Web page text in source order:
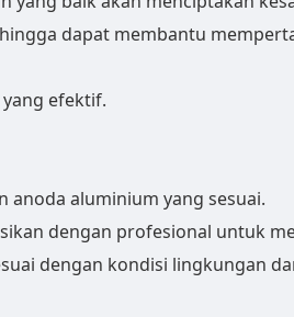
dapat membantu
yang efektif.
anoda aluminium yang sesuai.
dengan profesional untuk
dengan kondisi lingkungan